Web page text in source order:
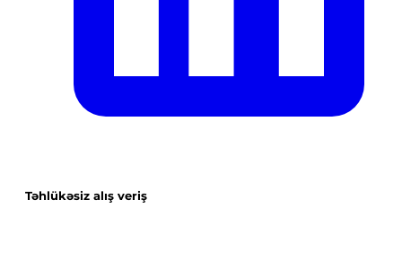
Təhlükəsiz alış veriş